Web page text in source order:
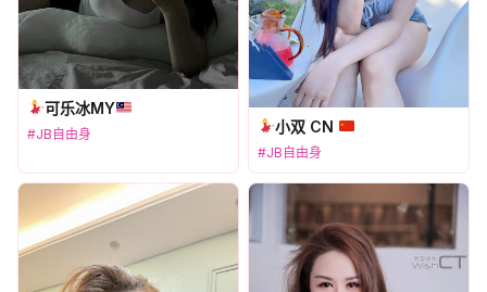
可乐冰MY
#JB自由身 小双 CN
#JB自由身